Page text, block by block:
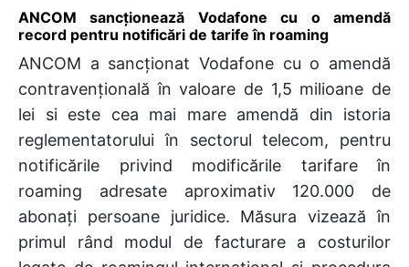
ANCOM sancționează Vodafone cu o amendă
record pentru notificări de tarife în roaming
ANCOM a sancționat Vodafone cu o amendă
contravențională în valoare de 1,5 milioane de
lei si este cea mai mare amendă din istoria
reglementatorului în sectorul telecom, pentru
notificările privind modificările tarifare în
roaming adresate aproximativ 120.000 de
abonați persoane juridice. Măsura vizează în
primul rând modul de facturare a costurilor